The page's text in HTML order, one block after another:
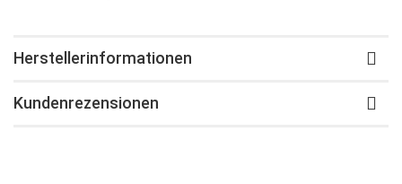
Herstellerinformationen
Kundenrezensionen